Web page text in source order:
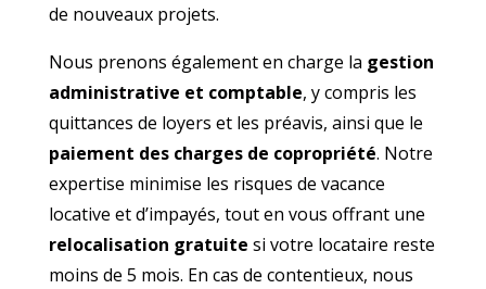
de nouveaux projets.
Nous prenons également en charge la gestion
administrative et comptable, y compris les
quittances de loyers et les préavis, ainsi que le
paiement des charges de copropriété. Notre
expertise minimise les risques de vacance
locative et d’impayés, tout en vous offrant une
relocalisation gratuite si votre locataire reste
moins de 5 mois. En cas de contentieux, nous